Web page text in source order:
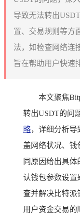
导致无法转出
置、交易规则等方
法，如检查网络连
旨在帮助用户快速
本文聚焦
转出USDT的问
略，详细分析导
盖网络状况、钱
同原因给出具
认钱包参数设置
查并解决比特派
用户资金交易的